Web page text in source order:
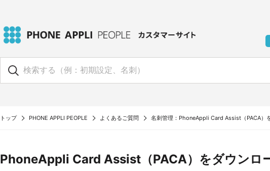
トップ PHONE APPLI PEOPLE よくあるご質問 名刺管理：PhoneAppli Card Assist（PACA）
PhoneAppli Card Assist（PACA）をダウンロ